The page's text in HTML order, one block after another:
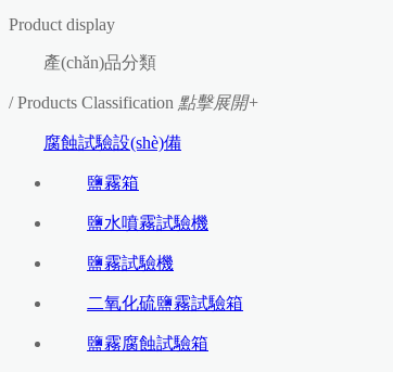
Product display
產(chǎn)品分類
/ Products Classification 點擊展開+
腐蝕試驗設(shè)備
鹽霧箱
鹽水噴霧試驗機
鹽霧試驗機
二氧化硫鹽霧試驗箱
鹽霧腐蝕試驗箱